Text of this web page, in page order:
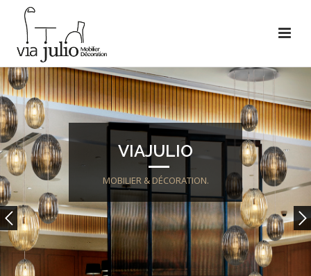
VIAJULIO
MOBILIER & DÉCORATION.